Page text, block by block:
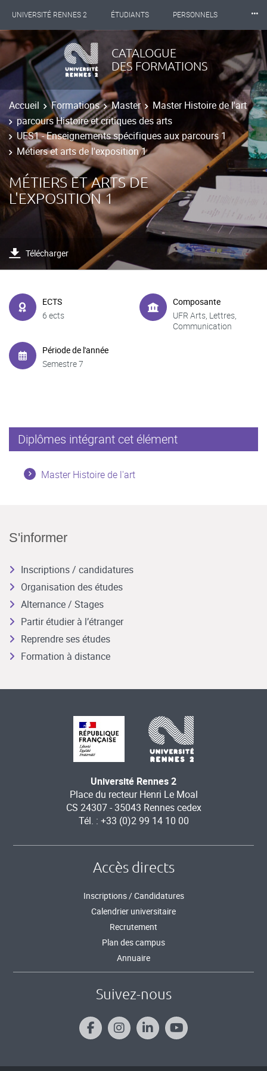
UNIVERSITÉ RENNES 2 ÉTUDIANTS PERSONNELS
INTERNATIONAL PROFESSIONNELS BIBLIOTHÈQUES
LES NOUVELLES DE RENNES 2
⸱⸱⸱
CATALOGUE
DES FORMATIONS
Accueil Formations Master
Master Histoire de l'art
parcours Histoire et critiques des arts
UES1 - Enseignements spécifiques aux parcours 1
Métiers et arts de l'exposition 1
MÉTIERS ET ARTS DE
L'EXPOSITION 1
Télécharger
ECTS
6 ects
Composante
UFR Arts, Lettres,
Communication
Période de l'année
Semestre 7
Diplômes intégrant cet élément
Master Histoire de l'art
S'informer
Inscriptions / candidatures
Organisation des études
Alternance / Stages
Partir étudier à l’étranger
Reprendre ses études
Formation à distance
Université Rennes 2
Place du recteur Henri Le Moal
CS 24307 - 35043 Rennes cedex
Tél. : +33 (0)2 99 14 10 00
Accès directs
Inscriptions / Candidatures
Calendrier universitaire
Recrutement
Plan des campus
Annuaire
Suivez-nous